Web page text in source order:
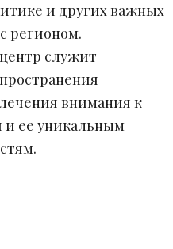
и других важных
регионом.
служит
внимания к
и ее уникальным